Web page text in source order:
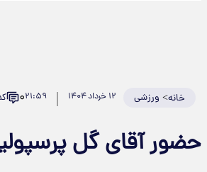
خانه> ورزشی ۱۲ خرداد ۱۴۰۴ ۲۱:۵۹۰ کد
حضور آقای گل